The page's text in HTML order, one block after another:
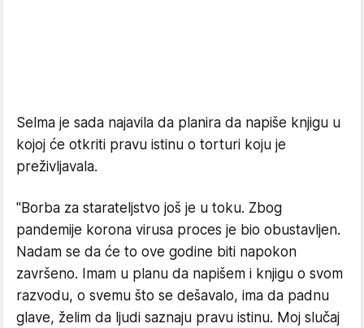
Selma je sada najavila da planira da napiše knjigu u
kojoj će otkriti pravu istinu o torturi koju je
preživljavala.
"Borba za starateljstvo još je u toku. Zbog
pandemije korona virusa proces je bio obustavljen.
Nadam se da će to ove godine biti napokon
završeno. Imam u planu da napišem i knjigu o svom
razvodu, o svemu što se dešavalo, ima da padnu
glave, želim da ljudi saznaju pravu istinu. Moj slučaj